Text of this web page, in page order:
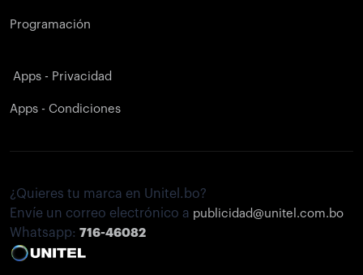
Programación
Apps - Privacidad
Apps - Condiciones
¿Quieres tu marca en Unitel.bo?
Envíe un correo electrónico a publicidad@unitel.com.bo
Whatsapp: 716-46082